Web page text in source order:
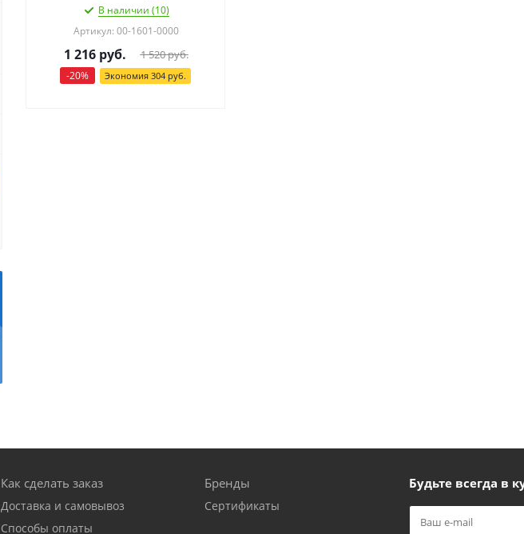
В наличии (10)
Артикул: 00-1601-0000
1 216руб. 1 520руб.
-20% Экономия 304 руб.
Как сделать заказ
Доставка и самовывоз
Способы оплаты
Бренды
Сертификаты
Будьте всегда в